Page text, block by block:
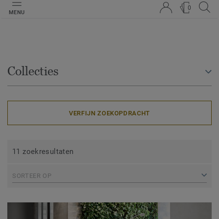
MENU
0
Collecties
VERFIJN ZOEKOPDRACHT
11 zoekresultaten
SORTEER OP